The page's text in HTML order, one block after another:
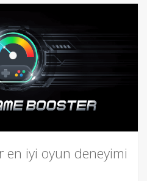
en iyi oyun deneyimi